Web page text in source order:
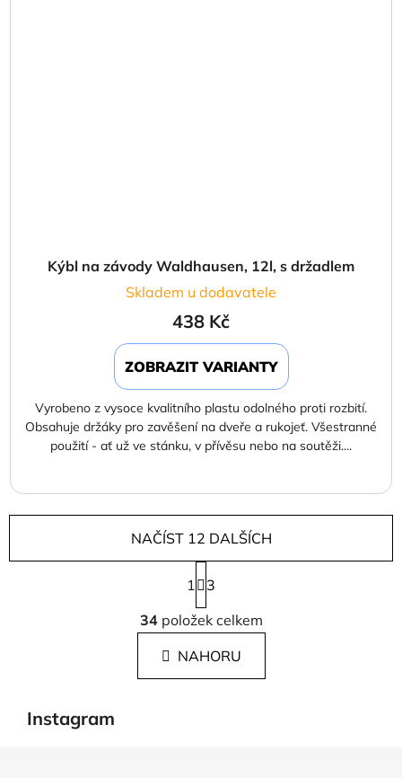
Kýbl na závody Waldhausen, 12l, s držadlem
Skladem u dodavatele
438 Kč
ZOBRAZIT VARIANTY
Vyrobeno z vysoce kvalitního plastu odolného proti rozbití.
Obsahuje držáky pro zavěšení na dveře a rukojeť. Všestranné
použití - ať už ve stánku, v přívěsu nebo na soutěži....
O
v
l
á
d
NAČÍST 12 DALŠÍCH
S
t
r
á
n
k
1
3
34položek celkem
NAHORU
Instagram